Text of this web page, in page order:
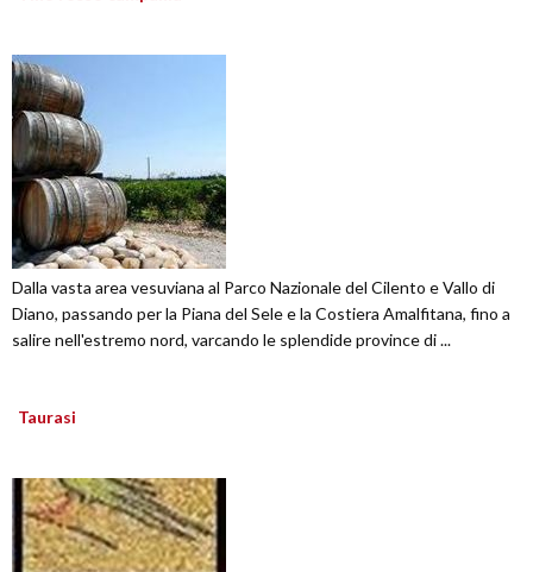
Dalla vasta area vesuviana al Parco Nazionale del Cilento e Vallo di
Diano, passando per la Piana del Sele e la Costiera Amalfitana, fino a
salire nell'estremo nord, varcando le splendide province di ...
Taurasi